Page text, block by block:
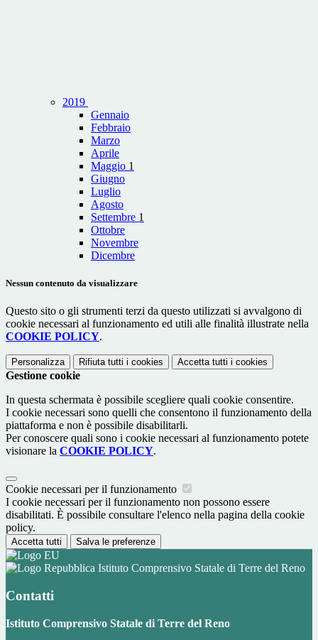
2019
Gennaio
Febbraio
Marzo
Aprile
Maggio 1
Giugno
Luglio
Agosto
Settembre 1
Ottobre
Novembre
Dicembre
Nessun contenuto da visualizzare
Questo sito o gli strumenti terzi da questo utilizzati si avvalgono di
cookie necessari al funzionamento ed utili alle finalità illustrate nella
COOKIE POLICY.
Personalizza Rifiuta tutti i cookies Accetta tutti i cookies
Gestione cookie
In questa schermata è possibile scegliere quali cookie consentire.
I cookie necessari sono quelli che consentono il funzionamento della
piattaforma e non è possibile disabilitarli.
Per conoscere quali sono i cookie necessari al funzionamento potete
visionare la COOKIE POLICY.
Cookie necessari per il funzionamento
I cookie necessari per il funzionamento non possono essere
disabilitati. È possibile consultare l'elenco nella pagina della cookie
policy.
Accetta tutti Salva le preferenze
Istituto Comprensivo Statale di Terre del Reno
Contatti
Istituto Comprensivo Statale di Terre del Reno